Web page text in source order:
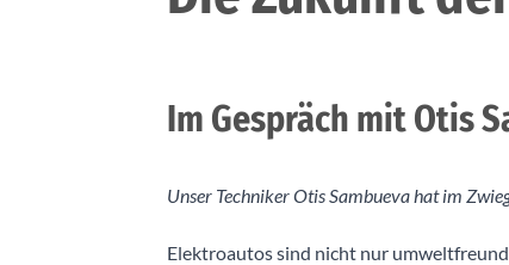
Im Gespräch mit Otis
Unser Techniker Otis Sambueva hat im
Elektroautos sind nicht nur